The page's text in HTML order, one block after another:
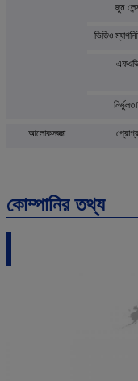
জুম
ভিডিও
আলোকসজ্জা
কোম্পানির তথ্য